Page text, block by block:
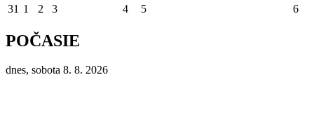
31 1 2 3 4 5 6
POČASIE
dnes, sobota 8. 8. 2026